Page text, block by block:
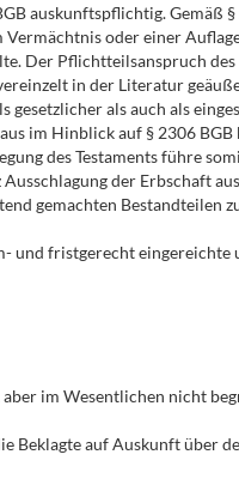
auskunftspflichtig. Gemäß
Vermächtnis oder einer
Der Pflichtteilsanspruch
in der Literatur
gesetzlicher als auch als
im Hinblick auf § 2306
des Testaments führe
Ausschlagung der Erbschaft
gemachten Bestandteilen
und fristgerecht eingereichte
im Wesentlichen nicht
Beklagte auf Auskunft über